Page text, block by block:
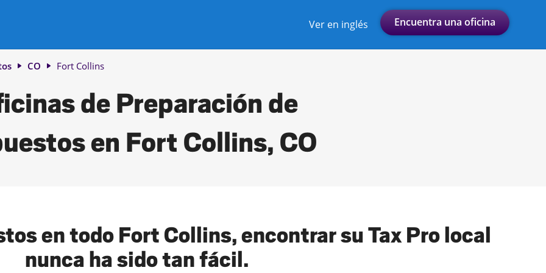
Encuentra una oficina
Ver en inglés
CO Fort Collins
de Preparación de
en Fort Collins, CO
en todo Fort Collins, encontrar su Tax Pro local
nunca ha sido tan fácil.